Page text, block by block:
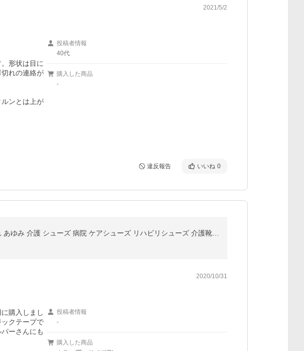
2021/5/2
形状は目に
れの連絡が
ンとは上が
投稿者情報
40代
購入した商品
-
違反報告 いいね 0
2020/10/31
購入しまし
クテープで
ーさんにも
投稿者情報
-
購入した商品